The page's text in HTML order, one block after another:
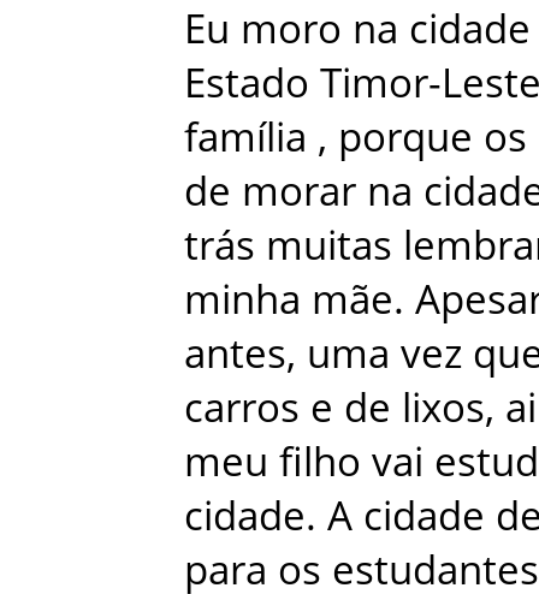
Eu moro na cidade
Estado Timor-
família , porque os
de morar na
trás muitas
minha mãe.
antes, uma vez
carros e de lixos,
meu filho vai
cidade. A cidade
para os estudantes